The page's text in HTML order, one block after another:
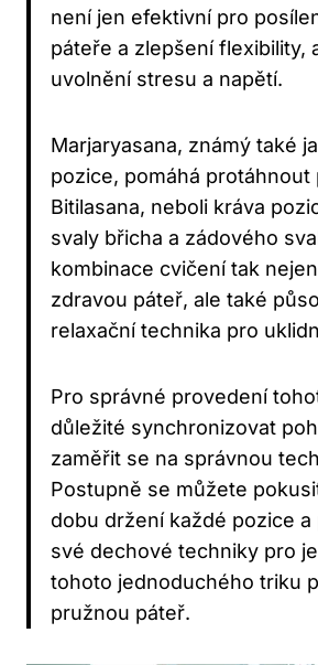
není⁢ jen‌ efektivní ⁣pro
páteře a zlepšení flexibility,
uvolnění stresu a napětí.
Marjaryasana, známý také
pozice, ⁣pomáhá protáhnout
Bitilasana, neboli kráva⁤
svaly břicha⁢ a zádového
kombinace cvičení ‌tak
zdravou ‍páteř, ale také
relaxační technika pro
Pro ⁢správné provedení
důležité ‍synchronizovat⁣
zaměřit ⁤se na správnou
Postupně se ⁤můžete
dobu držení⁣ každé⁢ pozice
své dechové techniky pro
tohoto jednoduchého triku
pružnou ​páteř.